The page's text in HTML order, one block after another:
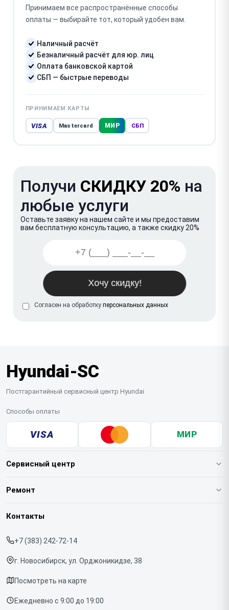
Принимаем все распространённые способы
оплаты — выбирайте тот, который удобен вам.
Наличный расчёт
Безналичный расчёт для юр. лиц
Оплата банковской картой
СБП — быстрые переводы
ПРИНИМАЕМ КАРТЫ
VISA Mastercard МИР СБП
Получи СКИДКУ 20% на
любые услуги
Оставьте заявку на нашем сайте и мы предоставим
вам бесплатную консультацию, а также скидку 20%
Согласен на обработку персональных данных
Hyundai-SC
Постгарантийный сервисный центр Hyundai
Способы оплаты
VISA МИР
Сервисный центр
О нашем сервисе
Срочный ремонт
Доставка и способы оплаты
Диагностика
Контакты
Ремонт
Варочных панелей
Контакты
+7 (383) 242-72-14
г. Новосибирск, ул. Орджоникидзе, 38
Посмотреть на карте
Ежедневно с 9:00 до 19:00